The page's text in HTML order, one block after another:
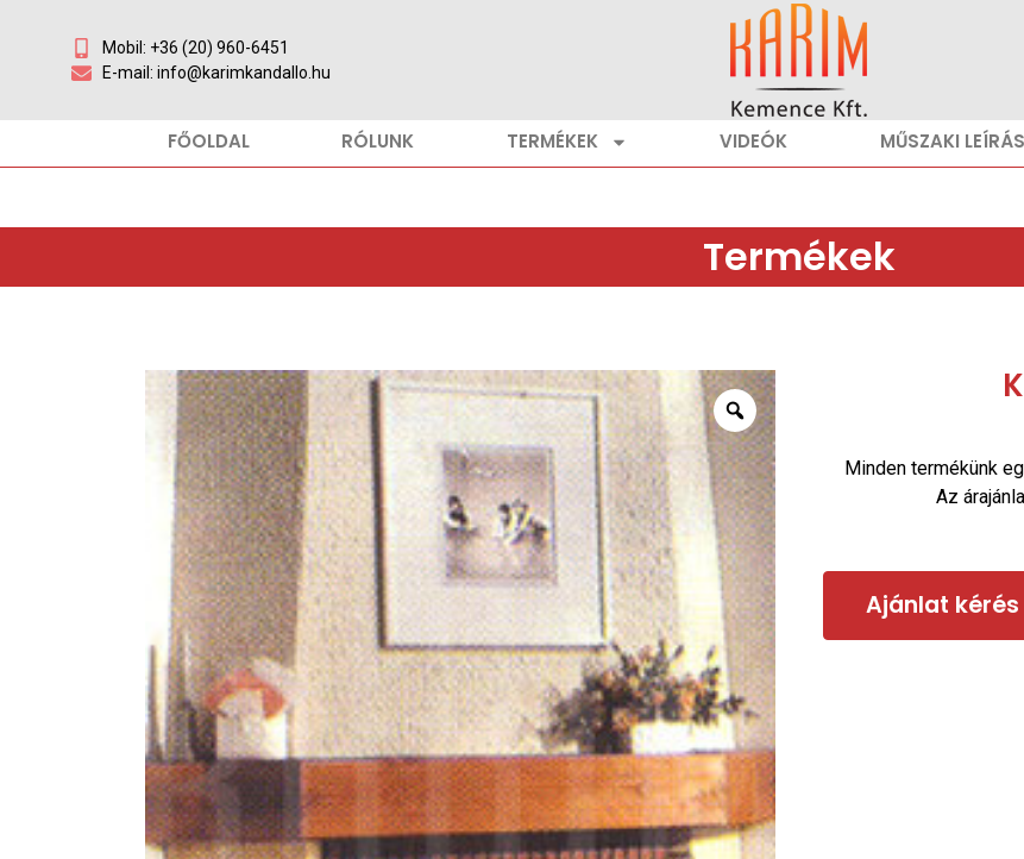
Mobil: +36 (20) 960-6451
E-mail: info@karimkandallo.hu
FŐOLDAL RÓLUNK TERMÉKEK VIDEÓK MŰSZAKI
Termékek
Minden termékünk
Az
Ajánlat kérés